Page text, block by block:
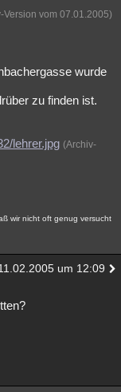
Version vom 07.01.2005)
wurde
zu finden ist.
lehrer.jpg (Archiv-
wir nicht oft genug versucht
um 12:09